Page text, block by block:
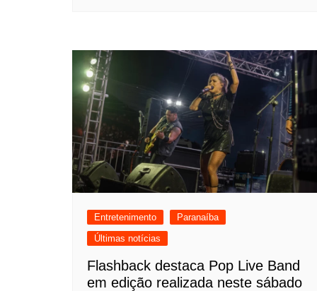
Entretenimento
Paranaíba
Últimas notícias
Flashback destaca Pop Live Band
em edição realizada neste sábado